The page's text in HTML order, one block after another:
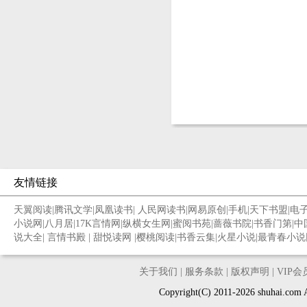
友情链接
天翼阅读 腾讯文学 凤凰读书 人民网读书 网易原创 手机 天下书盟 电
小说网 八月居 17K言情网 纵横女生网 蜜阅书苑 蔷薇书院 书香门第 中
说大全 言情书殿 甜悦读网 樱桃阅读 书香云集 火星小说 最青春小
关于我们 服务条款 版权声明
VIP会
Copyright(C) 2011-2026